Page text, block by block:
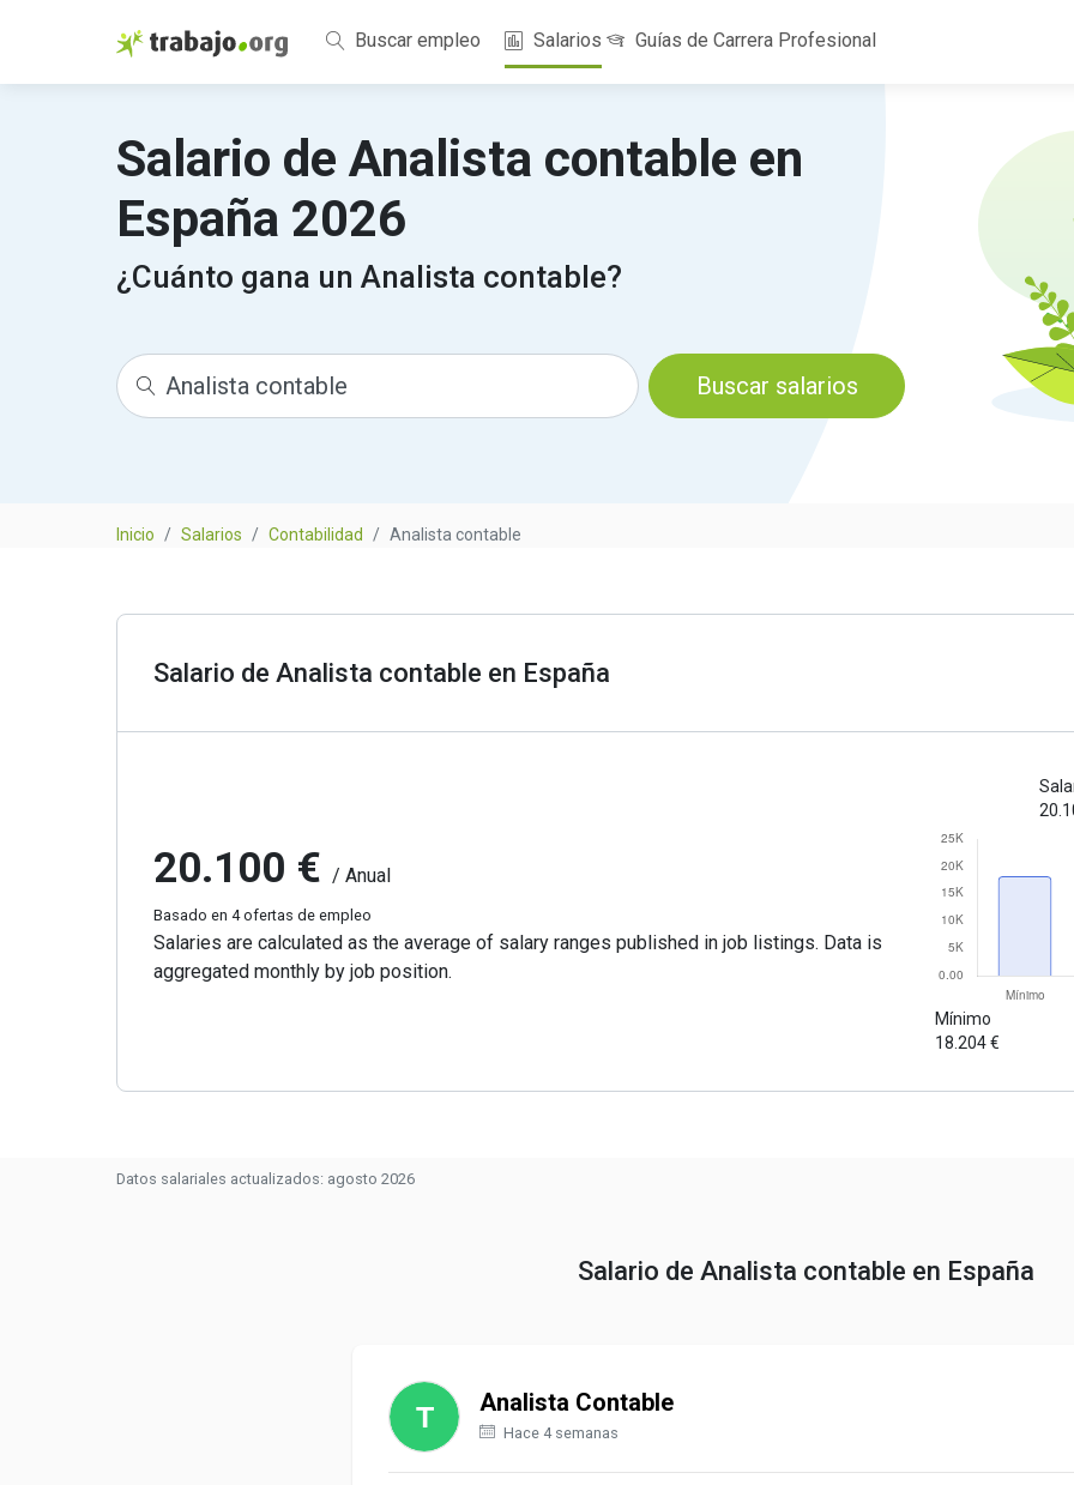
Buscar empleo Salarios Guías de Carrera Profesional
Salario de Analista contable en
España 2026
¿Cuánto gana un Analista contable?
Buscar salarios
Inicio Salarios Contabilidad Analista contable
Salario de Analista contable en España
20.100 € / Anual
Basado en 4 ofertas de empleo
Salaries are calculated as the average of salary ranges published in job listings. Data is
aggregated monthly by job position.
Mínimo
18.204 €
Datos salariales actualizados: agosto 2026
Salario de Analista contable en España
Analista Contable
Hace 4 semanas